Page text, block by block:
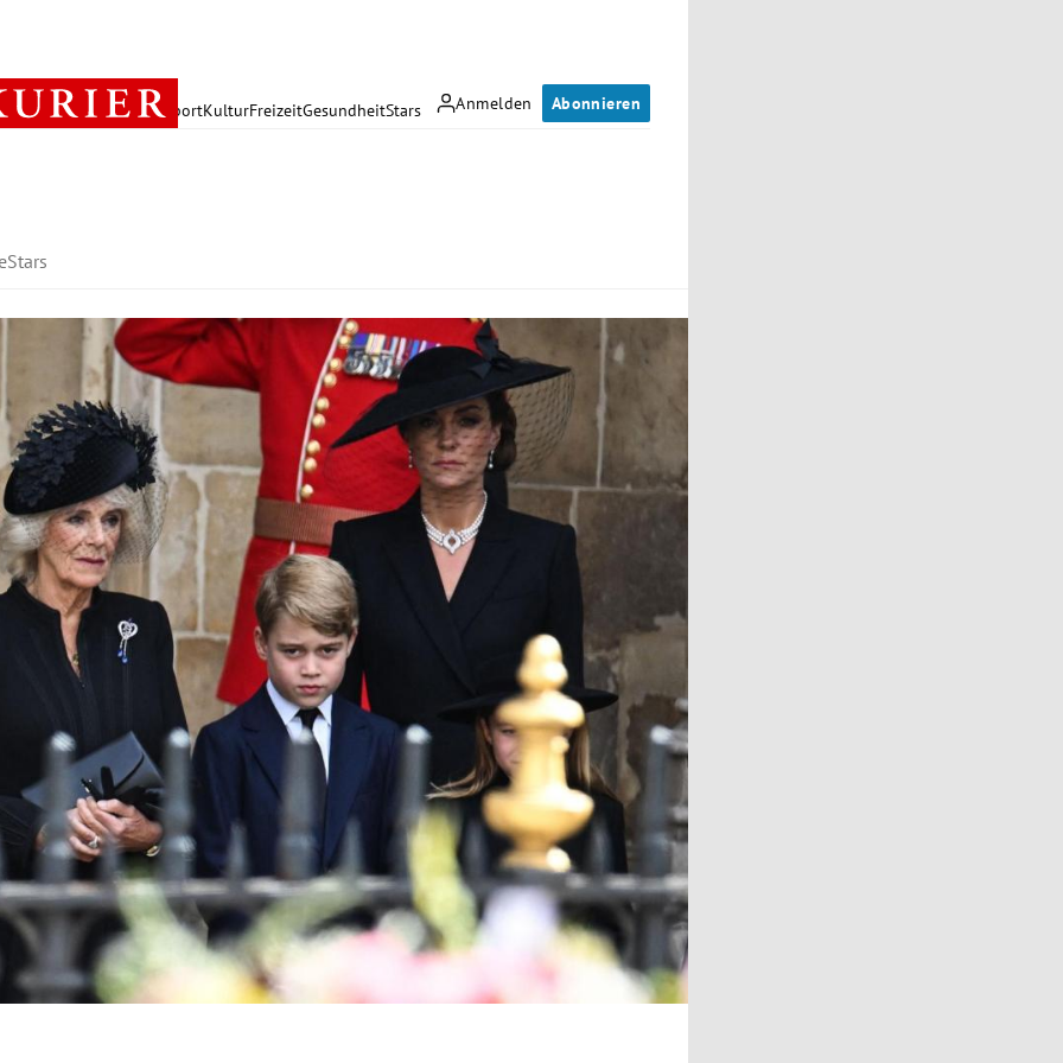
Anmelden Abonnieren
PolitikWirtschaft SportKulturFreizeitGesundheitStars
Stars